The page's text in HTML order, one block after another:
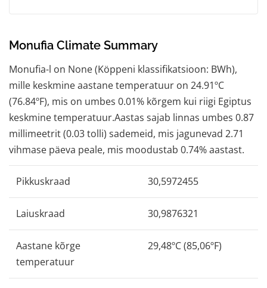
Monufia Climate Summary
Monufia-l on None (Köppeni klassifikatsioon: BWh),
mille keskmine aastane temperatuur on 24.91ºC
(76.84ºF), mis on umbes 0.01% kõrgem kui riigi Egiptus
keskmine temperatuur.Aastas sajab linnas umbes 0.87
millimeetrit (0.03 tolli) sademeid, mis jagunevad 2.71
vihmase päeva peale, mis moodustab 0.74% aastast.
Pikkuskraad 30,5972455
Laiuskraad 30,9876321
Aastane kõrge
temperatuur
29,48ºC (85,06ºF)